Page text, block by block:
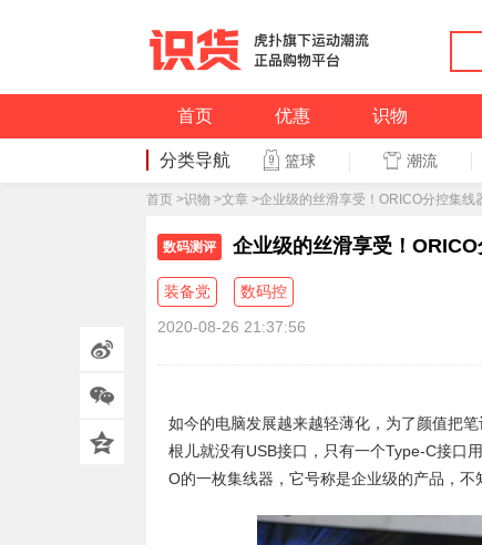
首页 优惠 识物
分类导航 篮球 潮流
首页 >识物 >文章 >企业级的丝滑享受！ORICO分控集线
数码测评 企业级的丝滑享受！
装备党
数码控
2020-08-26 21:37:56
如今的电脑发展越来越轻薄化，为了颜值把
根儿就没有USB接口，只有一个Type-C接口
O的一枚集线器，它号称是企业级的产品，不